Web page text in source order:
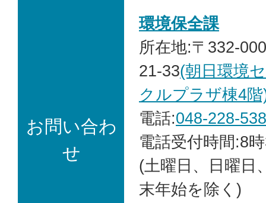
お問い合わ
せ
環境保全課
所在地:〒332-
21-33(朝日環境
クルプラザ棟4
電話:048-228-
電話受付時間:8
(土曜日、日曜日
末年始を除く)